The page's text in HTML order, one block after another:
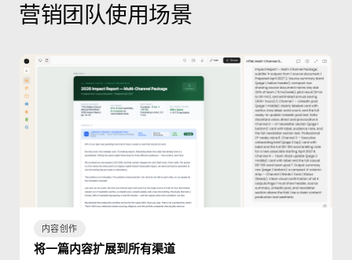
营销团队使用场景
内容创作
将一篇内容扩展到所有渠道